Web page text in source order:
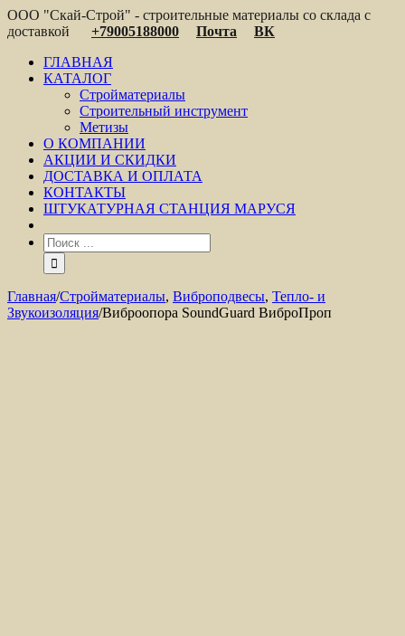
ООО "Скай-Строй" - строительные материалы со склада с
доставкой
+79005188000 Почта
ВК
ГЛАВНАЯ
КАТАЛОГ
Стройматериалы
Строительный инструмент
Метизы
О КОМПАНИИ
АКЦИИ И СКИДКИ
ДОСТАВКА И ОПЛАТА
КОНТАКТЫ
ШТУКАТУРНАЯ СТАНЦИЯ МАРУСЯ
Главная/Стройматериалы, Виброподвесы, Тепло- и
Звукоизоляция/Виброопора SoundGuard ВиброПроп